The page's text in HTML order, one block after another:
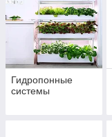
Гидропонные
системы